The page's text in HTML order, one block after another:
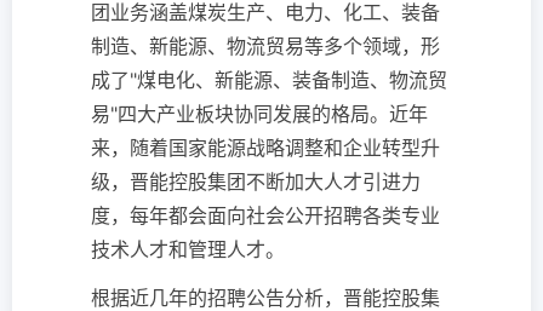
团业务涵盖煤炭生产、电力、化工、装备
制造、新能源、物流贸易等多个领域，形
成了"煤电化、新能源、装备制造、物流贸
易"四大产业板块协同发展的格局。近年
来，随着国家能源战略调整和企业转型升
级，晋能控股集团不断加大人才引进力
度，每年都会面向社会公开招聘各类专业
技术人才和管理人才。
根据近几年的招聘公告分析，晋能控股集